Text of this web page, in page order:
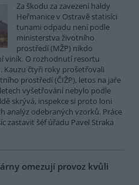
Za škodu za zavezení haldy
Heřmanice v Ostravě statisíci
tunami odpadu není podle
ministerstva životního
prostředí (MŽP) nikdo
viník. O rozhodnutí resortu
Kauzu čtyři roky prošetřovali
prostředí (ČIŽP), letos na jaře
vyšetřování nebylo podle
skrývá, inspekce si proto loni
analýz odebraných vzorků. Práce
zastavit šéf úřadu Pavel Straka
omezují provoz kvůli